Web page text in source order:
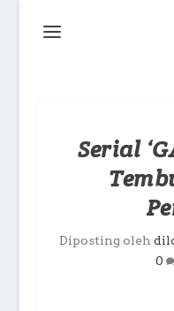
Serial
Diposting oleh
0